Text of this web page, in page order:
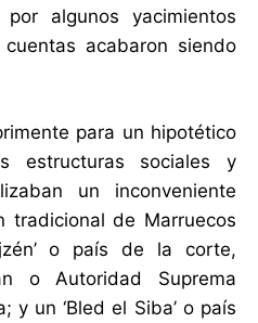
algunos yacimientos
acabaron siendo
para un hipotético
estructuras sociales y
un inconveniente
tradicional de Marruecos
o país de la corte,
o Autoridad Suprema
y un ‘Bled el Siba’ o país